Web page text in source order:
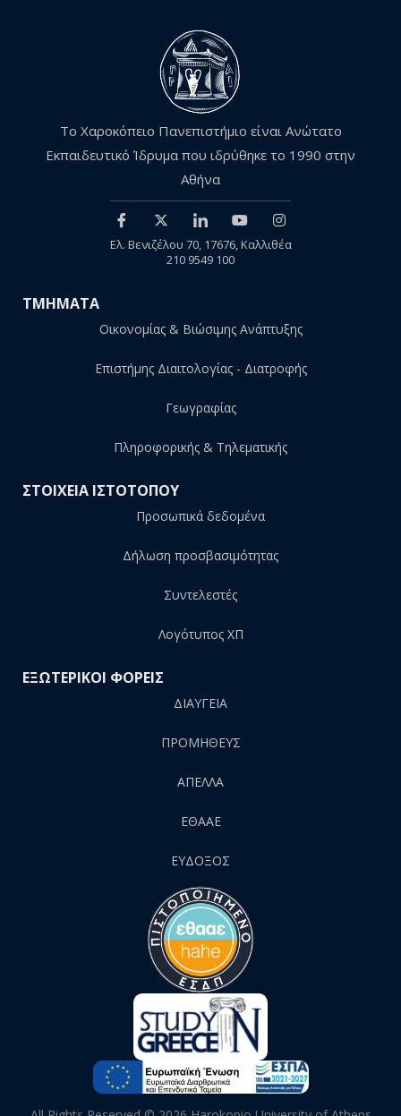
Το Χαροκόπειο Πανεπιστήμιο είναι Ανώτατο
Εκπαιδευτικό Ίδρυμα που ιδρύθηκε το 1990 στην
Αθήνα
Ελ. Βενιζέλου 70, 17676, Καλλιθέα
210 9549 100
ΤΜΗΜΑΤΑ
Οικονομίας & Βιώσιμης Ανάπτυξης
Επιστήμης Διαιτολογίας - Διατροφής
Γεωγραφίας
Πληροφορικής & Τηλεματικής
ΣΤΟΙΧΕΙΑ ΙΣΤΟΤΟΠΟΥ
Προσωπικά δεδομένα
Δήλωση προσβασιμότητας
Συντελεστές
Λογότυπος ΧΠ
ΕΞΩΤΕΡΙΚΟΙ ΦΟΡΕΙΣ
ΔΙΑΥΓΕΙΑ
ΠΡΟΜΗΘΕΥΣ
AΠΕΛΛΑ
ΕΘΑΑΕ
ΕΥΔΟΞΟΣ